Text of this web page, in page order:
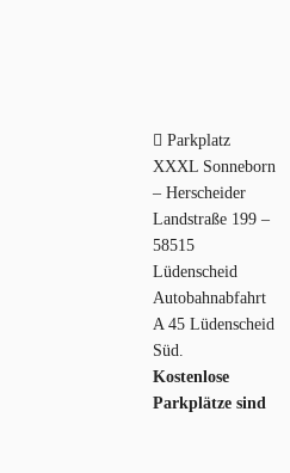
Parkplatz
XXXL Sonneborn
– Herscheider
Landstraße 199 –
58515
Lüdenscheid
Autobahnabfahrt
A 45 Lüdenscheid
Süd.
Kostenlose
Parkplätze sind